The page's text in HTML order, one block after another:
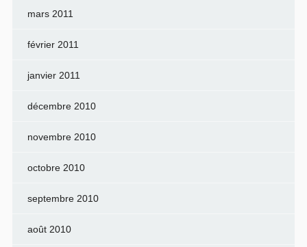
mars 2011
février 2011
janvier 2011
décembre 2010
novembre 2010
octobre 2010
septembre 2010
août 2010